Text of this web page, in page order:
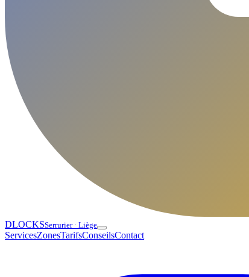
DLOCKSSerrurier · Liège
ServicesZonesTarifsConseilsContact